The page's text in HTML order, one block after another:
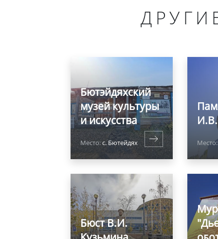
Бютэйдяхский
музей культуры
и искусства
Место:с. Бютейдях Место:
Бюст В.И.